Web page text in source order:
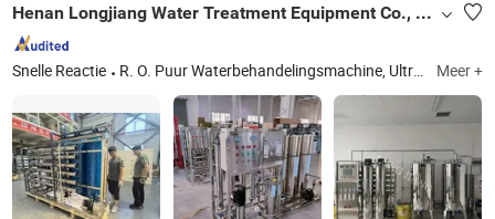
Henan Longjiang Water Treatment Equipment Co., Ltd.
Snelle Reactie R. O. Puur Waterbehandelingsmachine, Ultra Puur Waterapparatuur, Ultrafiltratieapparatuur Meer +